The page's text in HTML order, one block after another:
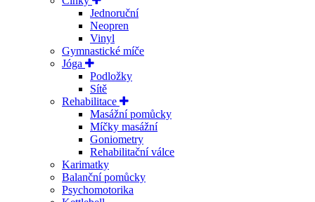
Jednoruční
Neopren
Vinyl
Gymnastické míče
Jóga
Podložky
Sítě
Rehabilitace
Masážní pomůcky
Míčky masážní
Goniometry
Rehabilitační válce
Karimatky
Balanční pomůcky
Psychomotorika